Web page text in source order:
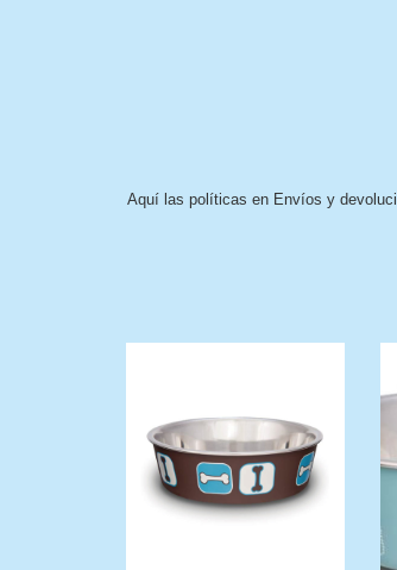
Aquí las políticas en Envíos y